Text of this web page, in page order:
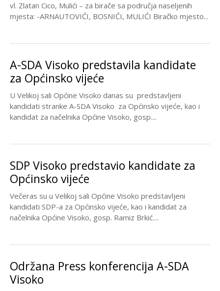
vl. Zlatan Cico, Mulići – za birače sa područja naseljenih
mjesta: -ARNAUTOVIĆI, BOSNIĆI, MULIĆI Biračko mjesto...
A-SDA Visoko predstavila kandidate
za Općinsko vijeće
U Velikoj sali Općine Visoko danas su predstavljeni
kandidati stranke A-SDA Visoko za Općinsko vijeće, kao i
kandidat za načelnika Općine Visoko, gosp....
SDP Visoko predstavio kandidate za
Općinsko vijeće
Večeras su u Velikoj sali Općine Visoko predstavljeni
kandidati SDP-a za Općinsko vijeće, kao i kandidat za
načelnika Općine Visoko, gosp. Ramiz Brkić....
Održana Press konferencija A-SDA
Visoko